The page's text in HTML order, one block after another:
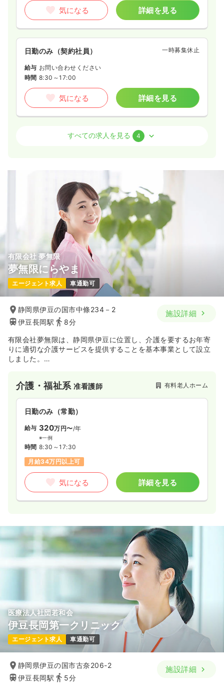
気になる 詳細を見る
日勤のみ（契約社員） 一時募集休止
給与 お問い合わせください
時間 8:30～17:00
気になる 詳細を見る
8:30～17:00
4週8休以上
ブランク可 新卒可
第二新卒可
月給35万円以上可
気になる 詳細を見る
3交代（常勤）
給与 お問い合わせください
時間 8:30～17:00（休憩60分）
4週8休以上
ブランク可 新卒可
月給38万円以上可
気になる 詳細を見る
日勤のみ（パート） 一時募集休止
給与 お問い合わせください
時間 8:30～17:00
ブランク可
気になる
訪問診療 准看護師 一般病院
日勤のみ（常勤） 一時募集休止
8:30～17:00（休憩60分）
担当業務未経験可
第二新卒可
月給31万円以上可
詳細を見る
すべての求人を見る 4
有限会社 夢無限
夢無限にらやま
エージェント求人 車通勤可
静岡県伊豆の国市中條234－2
伊豆長岡駅
8分
施設詳細
有限会社夢無限は、静岡県伊豆に位置し、介護を要するお年寄
りに適切な介護サービスを提供することを基本事業として設立
しました。
介護・福祉系准看護師 有料老人ホーム
日勤のみ（常勤）
給与 320万円〜/年
※一例
時間 8:30～17:30
月給34万円以上可
気になる 詳細を見る
医療法人社団若和会
伊豆長岡第一クリニック
エージェント求人 車通勤可
静岡県伊豆の国市古奈206-2
伊豆長岡駅
5分
施設詳細